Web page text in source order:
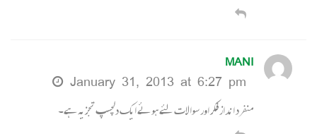
MANI
January 31, 2013 at 6:27 pm
منفرد انداز فکر اور سوالات لئے ہوئے ایک دلچسپ تجزیہ ہے۔